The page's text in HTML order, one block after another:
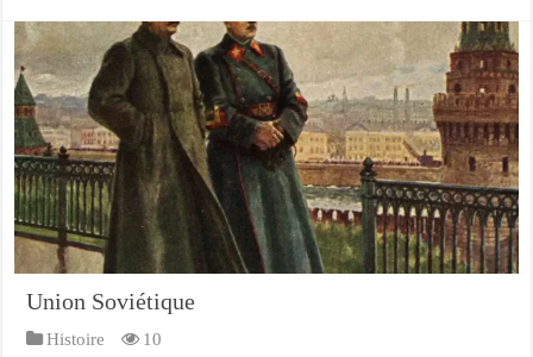
Union Soviétique
Histoire 10